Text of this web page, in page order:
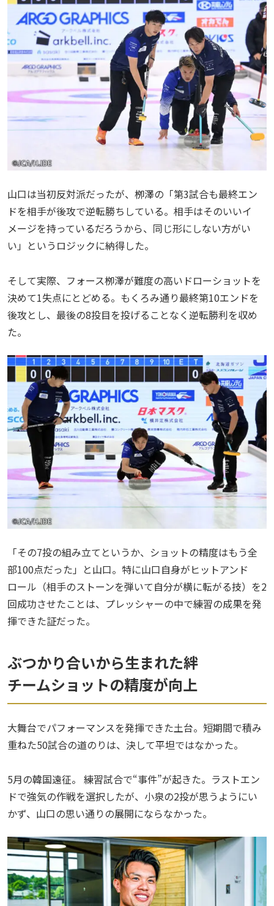
山口は当初反対派だったが、栁澤の「第3試合も最終エン
ドを相手が後攻で逆転勝ちしている。相手はそのいいイ
メージを持っているだろうから、同じ形にしない方がい
い」というロジックに納得した。
そして実際、フォース栁澤が難度の高いドローショットを
決めて1失点にとどめる。もくろみ通り最終第10エンドを
後攻とし、最後の8投目を投げることなく逆転勝利を収め
た。
「その7投の組み立てというか、ショットの精度はもう全
部100点だった」と山口。特に山口自身がヒットアンド
ロール（相手のストーンを弾いて自分が横に転がる技）を2
回成功させたことは、プレッシャーの中で練習の成果を発
揮できた証だった。
ぶつかり合いから生まれた絆
チームショットの精度が向上
大舞台でパフォーマンスを発揮できた土台。短期間で積み
重ねた50試合の道のりは、決して平坦ではなかった。
5月の韓国遠征。 練習試合で“事件”が起きた。ラストエン
ドで強気の作戦を選択したが、小泉の2投が思うようにい
かず、山口の思い通りの展開にならなかった。